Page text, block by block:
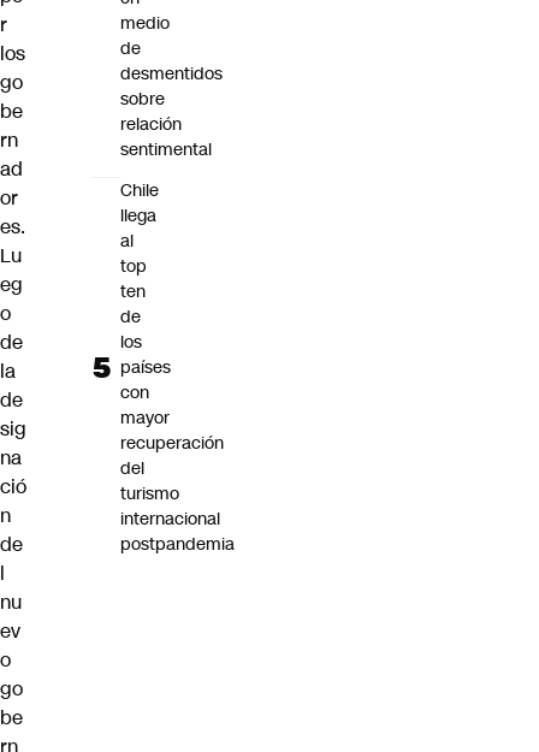
r
los
go
be
rn
ad
or
es.
Lu
eg
o
de
la
de
sig
na
ció
n
de
l
nu
ev
o
go
be
rn
medio
de
desmentidos
sobre
relación
sentimental
Chile
llega
al
top
ten
de
los
países
con
mayor
recuperación
del
turismo
internacional
postpandemia